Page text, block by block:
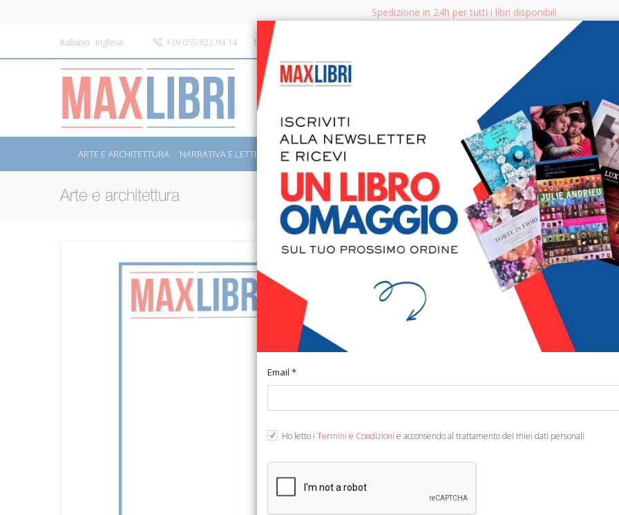
Spedizione in 24h per tutti i libri disponibili
Italiano Inglese +39 055 822.94.14 info@maxlibri.it
CERCA
ARTE E ARCHITETTURA NARRATIVA E LETTERATURA SAGGISTICA LIBRI PER BAMBINI E RAGAZZI MANUALI - GUIDE - CORSI
Arte e architettura
I sigilli
€ 67,06
A cura di Sella P. Città
Email *
Ho letto i Termini e Condizioni e acconsendo al trattamento dei miei dati personali